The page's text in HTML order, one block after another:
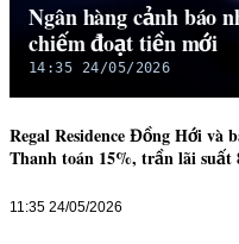
Ngân hàng cảnh báo
chiếm đoạt tiền mới
14:35 24/05/2026
Regal Residence Đồng Hới và
Thanh toán 15%, trần lãi suất
11:35 24/05/2026